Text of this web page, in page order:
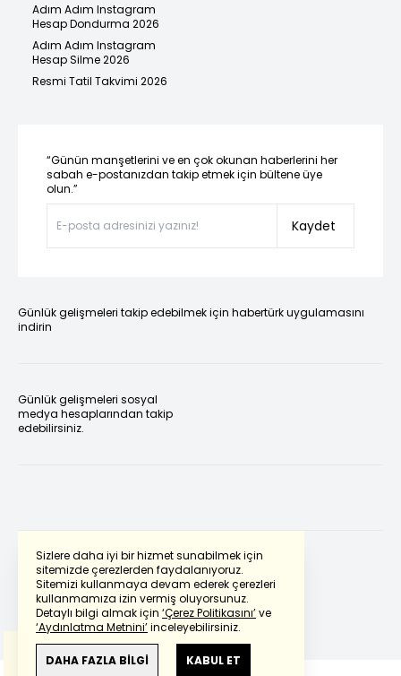
Sizlere daha iyi bir hizmet sunabilmek için
sitemizde çerezlerden faydalanıyoruz.
Sitemizi kullanmaya devam ederek çerezleri
kullanmamıza izin vermiş oluyorsunuz.
Detaylı bilgi almak için ‘Çerez Politikasını’ve
‘Aydınlatma Metnini’inceleyebilirsiniz.
DAHA FAZLA BİLGİ KABUL ET
Adım Adım Instagram
Hesap Dondurma 2026
Adım Adım Instagram
Hesap Silme 2026
Resmi Tatil Takvimi 2026
“Günün manşetlerini ve en çok okunan haberlerini her
sabah e-postanızdan takip etmek için bültene üye
olun.”
Kaydet
Günlük gelişmeleri takip edebilmek için habertürk uygulamasını
indirin
Günlük gelişmeleri sosyal
medya hesaplarından takip
edebilirsiniz.
Powered by Translate
Bu çevirideGoogle Transletekullanılmıştır.
Anlam ve çeviri hatalarından
haberturk.com